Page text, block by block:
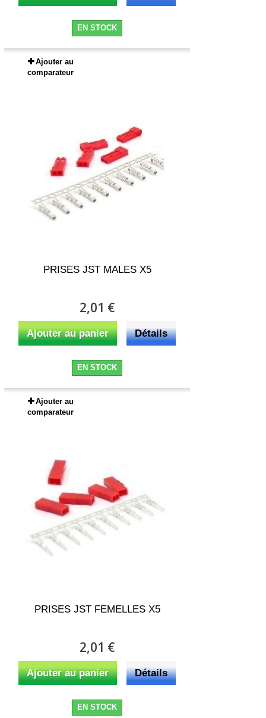
EN STOCK
Ajouter au
comparateur
PRISES JST MALES X5
2,01 €
Ajouter au panier Détails
EN STOCK
Ajouter au
comparateur
PRISES JST FEMELLES X5
2,01 €
Ajouter au panier Détails
EN STOCK